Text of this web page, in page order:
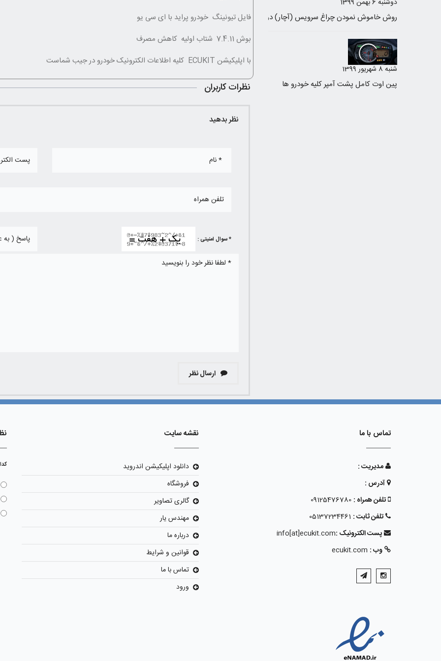
دوشنبه 6 بهمن 1399
روش خاموش نمودن چراغ سرویس (آچار) در خودروهای پژو 206 و رانا مولتی پلکس
شنبه 8 شهریور 1399
پین اوت کامل پشت آمپر کلیه خودرو ها
فایل تیونینگ خودرو پراید با ای سی یو
بوش 7.4.11 شتاب اولیه کاهش مصرف
با اپلیکیشن ECUKIT کلیه اطلاعات الکترونیک خودرو در جیب شماست
نظرات کاربران
نظر بدهید
* سوال امنیتی :
ارسال نظر
تماس با ما
مدیریت :
آدرس :
تلفن همراه : 09125476780
تلفن ثابت : 05137234461
پست الکترونیک :info[at]ecukit.com
وب : ecukit.com
نقشه سایت
دانلود اپلیکیشن اندروید
فروشگاه
گالری تصاویر
مهندس یار
درباره ما
قوانین و شرایط
تماس با ما
ورود